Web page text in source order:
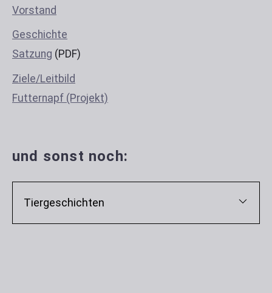
Vorstand
Geschichte
Satzung (PDF)
Ziele/Leitbild
Futternapf (Projekt)
und sonst noch:
Tiergeschichten